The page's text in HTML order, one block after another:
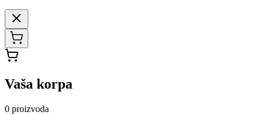
Vaša korpa
0 proizvoda